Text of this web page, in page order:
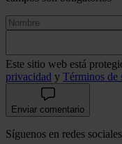
Este sitio web está
privacidad y Términos de
Enviar comentario
Síguenos en redes sociales